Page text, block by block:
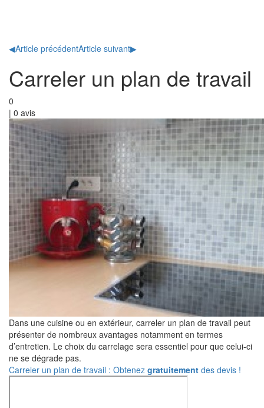
◀Article précédentArticle suivant▶
Carreler un plan de travail
0
| 0 avis
Dans une cuisine ou en extérieur, carreler un plan de travail peut
présenter de nombreux avantages notamment en termes
d’entretien. Le choix du carrelage sera essentiel pour que celui-ci
ne se dégrade pas.
Carreler un plan de travail : Obtenez gratuitement des devis !